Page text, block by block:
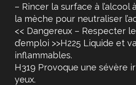
– Rincer la surface à l’alcool
la mèche pour neutraliser
<< Dangereux – Respecter
d’emploi >>H225 Liquide et
inflammables.
H319 Provoque une sévère
yeux.